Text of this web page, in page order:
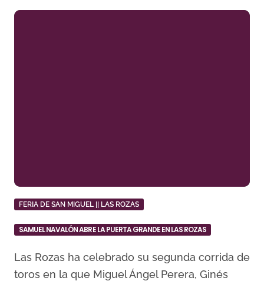
FERIA DE SAN MIGUEL || LAS ROZAS
SAMUEL NAVALÓN ABRE LA PUERTA GRANDE EN LAS ROZAS
Las Rozas ha celebrado su segunda corrida de
toros en la que Miguel Ángel Perera, Ginés